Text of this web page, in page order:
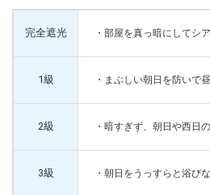
完全遮光 ・部屋を真っ暗にしてシ
1級 ・まぶしい朝日を防いで
2級 ・暗すぎず、朝日や西日
3級 ・朝日をうっすらと浴び